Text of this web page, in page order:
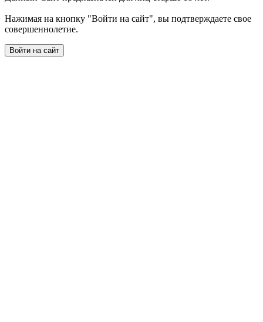
Нажимая на кнопку "Войти на сайт", вы подтверждаете свое
совершеннолетие.
Войти на сайт